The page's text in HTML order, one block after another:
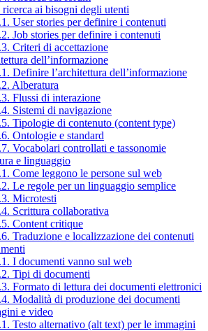
ai bisogni degli utenti
User stories per definire i contenuti
Job stories per definire i contenuti
Criteri di accettazione
dell’informazione
Definire l’architettura dell’informazione
Alberatura
Flussi di interazione
Sistemi di navigazione
Tipologie di contenuto (content type)
Ontologie e standard
Vocabolari controllati e tassonomie
e linguaggio
Come leggono le persone sul web
Le regole per un linguaggio semplice
Microtesti
Scrittura collaborativa
Content critique
Traduzione e localizzazione dei contenuti
I documenti vanno sul web
Tipi di documenti
Formato di lettura dei documenti elettronici
Modalità di produzione dei documenti
e video
Testo alternativo (alt text) per le immagini